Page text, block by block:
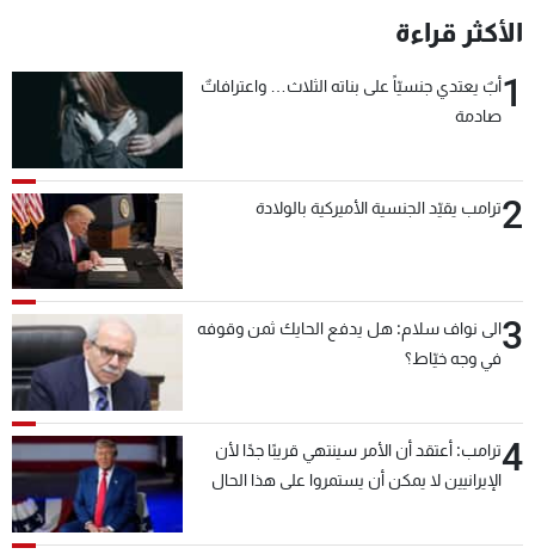
الأكثر قراءة
1أبٌ يعتدي جنسيّاً على بناته الثلاث… واعترافاتٌ
صادمة
2ترامب يقيّد الجنسية الأميركية بالولادة
3الى نواف سلام: هل يدفع الحايك ثمن وقوفه
في وجه خيّاط؟
4ترامب: أعتقد أن الأمر سينتهي قريبًا جدًا لأن
الإيرانيين لا يمكن أن يستمروا على هذا الحال